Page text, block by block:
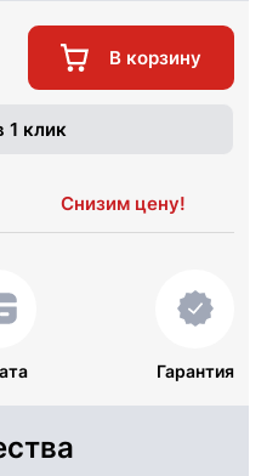
В корзину
1 клик
Снизим цену!
Гарантия